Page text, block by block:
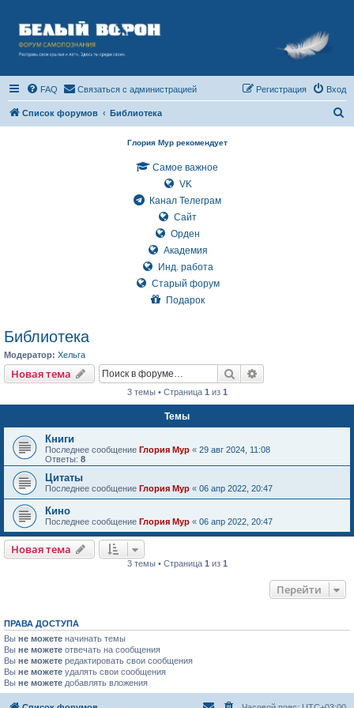
FAQ Связаться с администрацией Вход
Регистрация
Список форумов Библиотека
Глория Мур рекомендует
Самое важное
VK
Канал Телеграм
Сайт
Орден
Академия
Инд. работа
Старый форум
Подарок
Библиотека
Модератор: Хельга
Новая тема Поиск
3 темы • Страница 1 из 1
Темы
Книги
Последнее сообщение Глория Мур « 29 авг 2024, 11:08
Ответы: 8
Цитаты
Последнее сообщение Глория Мур « 06 апр 2022, 20:47
Кино
Последнее сообщение Глория Мур « 06 апр 2022, 20:47
Новая тема
3 темы • Страница 1 из 1
Перейти
ПРАВА ДОСТУПА
Вы не можете начинать темы
Вы не можете отвечать на сообщения
Вы не можете редактировать свои сообщения
Вы не можете удалять свои сообщения
Вы не можете добавлять вложения